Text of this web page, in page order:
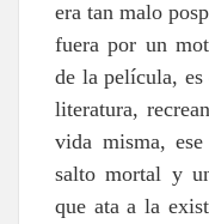
era tan malo
fuera por un
de la película,
literatura,
vida misma,
salto mortal y
que ata a la